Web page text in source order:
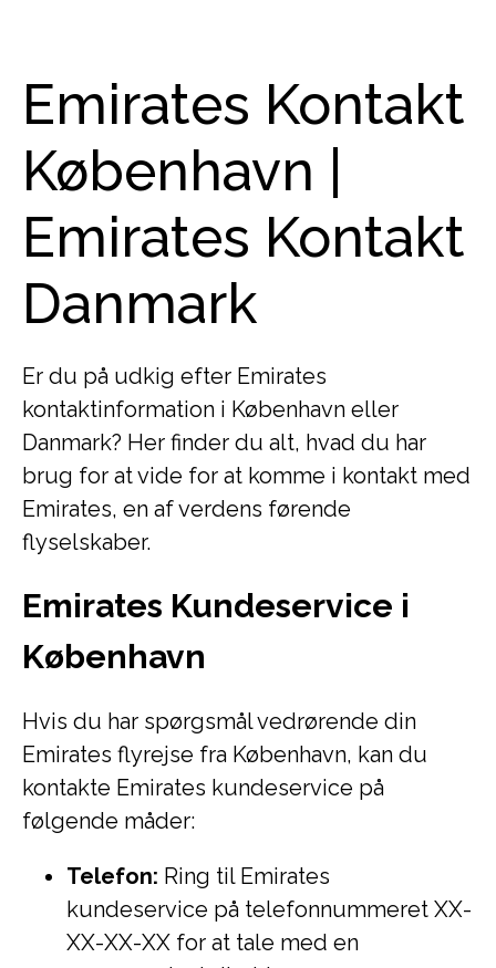
Emirates Kontakt
København |
Emirates Kontakt
Danmark
Er du på udkig efter Emirates
kontaktinformation i København eller
Danmark? Her finder du alt, hvad du har
brug for at vide for at komme i kontakt med
Emirates, en af verdens førende
flyselskaber.
Emirates Kundeservice i
København
Hvis du har spørgsmål vedrørende din
Emirates flyrejse fra København, kan du
kontakte Emirates kundeservice på
følgende måder:
Telefon: Ring til Emirates
kundeservice på telefonnummeret XX-
XX-XX-XX for at tale med en